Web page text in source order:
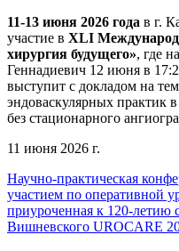
11-13 июня 2026 года в г.
участие в XLI
хирургия будущего», где
Геннадиевич 12 июня в
выступит с докладом на
эндоваскулярных практик
без стационарного
11 июня 2026 г.
Научно-практическая
участием по оперативной
приуроченная к 120-
Вишневского UROCARE